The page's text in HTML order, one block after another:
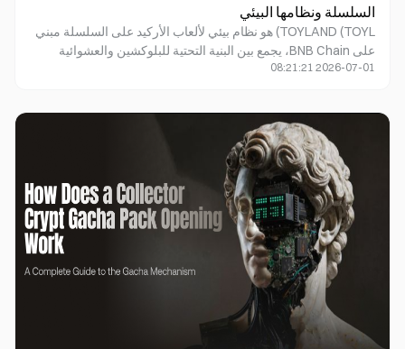
السلسلة ونظامها البيئي
TOYLAND (TOYL) هو نظام بيئي لألعاب الأركيد على السلسلة مبني
على BNB Chain، يجمع بين البنية التحتية للبلوكشين والعشوائية
القابلة للتحقق وحوافز الرموز، لتقديم تجربة العب للكسب.
2026-07-01 08:21:21